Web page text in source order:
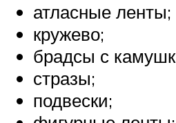
атласные ленты;
кружево;
брадсы с
стразы;
подвески;